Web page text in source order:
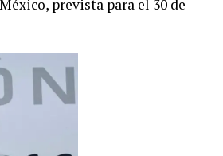
prevista para el 30 de